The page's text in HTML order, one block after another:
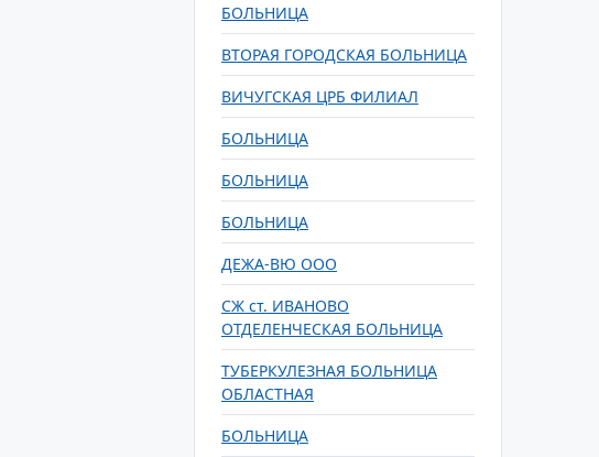
БОЛЬНИЦА
ВТОРАЯ ГОРОДСКАЯ БОЛЬНИЦА
ВИЧУГСКАЯ ЦРБ ФИЛИАЛ
БОЛЬНИЦА
БОЛЬНИЦА
БОЛЬНИЦА
ДЕЖА-ВЮ ООО
СЖ ст. ИВАНОВО
ОТДЕЛЕНЧЕСКАЯ БОЛЬНИЦА
ТУБЕРКУЛЕЗНАЯ БОЛЬНИЦА
ОБЛАСТНАЯ
БОЛЬНИЦА